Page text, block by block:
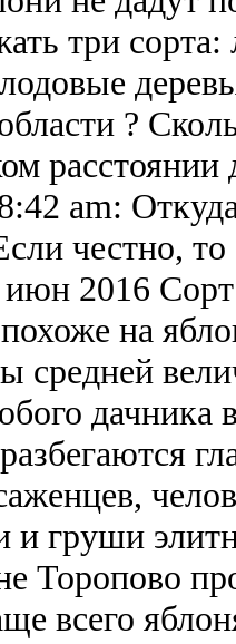
три
?
am:
честно,
2016
на
средней
дачника
и груши
Торопово
всего